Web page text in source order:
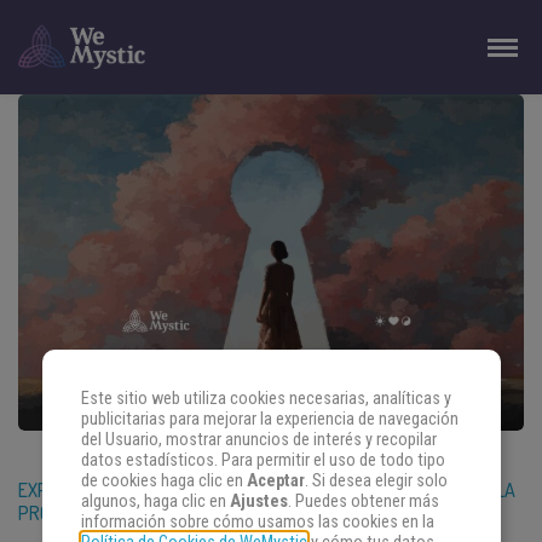
EXPLORANDO EL PORTAL 04/04: LA ENERGÍA DEL EQUILIBRIO Y LA
PROSPERIDAD
Este sitio web utiliza cookies necesarias, analíticas y
publicitarias para mejorar la experiencia de navegación
del Usuario, mostrar anuncios de interés y recopilar
datos estadísticos. Para permitir el uso de todo tipo
de cookies haga clic en Aceptar. Si desea elegir solo
algunos, haga clic en Ajustes. Puedes obtener más
información sobre cómo usamos las cookies en la